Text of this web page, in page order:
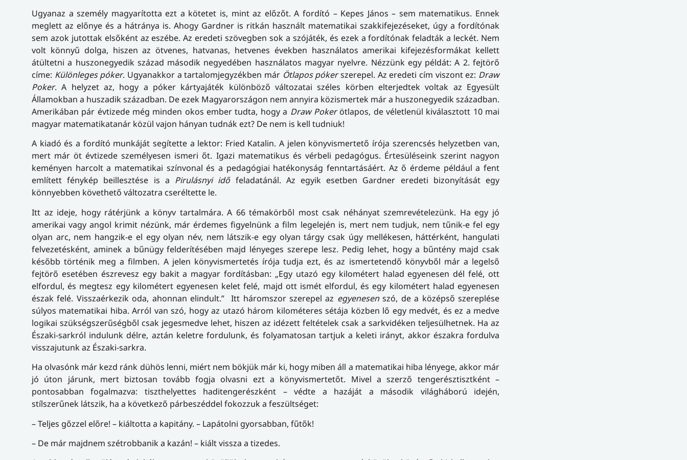
Ugyanaz a személy magyarította ezt a kötetet is, mint az előzőt. A fordító – Kepes János – sem matematikus. Ennek
meglett az előnye és a hátránya is. Ahogy Gardner is ritkán használt matematikai szakkifejezéseket, úgy a fordítónak
sem azok jutottak elsőként az eszébe. Az eredeti szövegben sok a szójáték, és ezek a fordítónak feladták a leckét. Nem
volt könnyű dolga, hiszen az ötvenes, hatvanas, hetvenes években használatos amerikai kifejezésformákat kellett
átültetni a huszonegyedik század második negyedében használatos magyar nyelvre. Nézzünk egy példát: A 2. fejtörő
címe: Különleges póker. Ugyanakkor a tartalomjegyzékben már Ötlapos pókerszerepel. Az eredeti cím viszont ez: Draw
Poker. A helyzet az, hogy a póker kártyajáték különböző változatai széles körben elterjedtek voltak az Egyesült
Államokban a huszadik században. De ezek Magyarországon nem annyira közismertek már a huszonegyedik században.
Amerikában pár évtizede még minden okos ember tudta, hogy a Draw Pokerötlapos, de véletlenül kiválasztott 10 mai
magyar matematikatanár közül vajon hányan tudnák ezt? De nem is kell tudniuk!
A kiadó és a fordító munkáját segítette a lektor: Fried Katalin. A jelen könyvismertető írója szerencsés helyzetben van,
mert már öt évtizede személyesen ismeri őt. Igazi matematikus és vérbeli pedagógus. Értesüléseink szerint nagyon
keményen harcolt a matematikai színvonal és a pedagógiai hatékonyság fenntartásáért. Az ő érdeme például a fent
említett fénykép beillesztése is a Pirulásnyi időfeladatánál. Az egyik esetben Gardner eredeti bizonyítását egy
könnyebben követhető változatra cseréltette le.
Itt az ideje, hogy rátérjünk a könyv tartalmára. A 66 témakörből most csak néhányat szemrevételezünk. Ha egy jó
amerikai vagy angol krimit nézünk, már érdemes figyelnünk a film legelején is, mert nem tudjuk, nem tűnik-e fel egy
olyan arc, nem hangzik-e el egy olyan név, nem látszik-e egy olyan tárgy csak úgy mellékesen, háttérként, hangulati
felvezetésként, aminek a bűnügy felderítésében majd lényeges szerepe lesz. Pedig lehet, hogy a bűntény majd csak
később történik meg a filmben. A jelen könyvismertetés írója tudja ezt, és az ismertetendő könyvből már a legelső
fejtörő esetében észrevesz egy bakit a magyar fordításban: „Egy utazó egy kilométert halad egyenesen dél felé, ott
elfordul, és megtesz egy kilométert egyenesen kelet felé, majd ott ismét elfordul, és egy kilométert halad egyenesen
észak felé. Visszaérkezik oda, ahonnan elindult.” Itt háromszor szerepel az egyenesenszó, de a középső szereplése
súlyos matematikai hiba. Arról van szó, hogy az utazó három kilométeres sétája közben lő egy medvét, és ez a medve
logikai szükségszerűségből csak jegesmedve lehet, hiszen az idézett feltételek csak a sarkvidéken teljesülhetnek. Ha az
Északi-sarkról indulunk délre, aztán keletre fordulunk, és folyamatosan tartjuk a keleti irányt, akkor északra fordulva
visszajutunk az Északi-sarkra.
Ha olvasónk már kezd ránk dühös lenni, miért nem bökjük már ki, hogy miben áll a matematikai hiba lényege, akkor már
jó úton járunk, mert biztosan tovább fogja olvasni ezt a könyvismertetőt. Mivel a szerző tengerésztisztként –
pontosabban fogalmazva: tiszthelyettes haditengerészként – védte a hazáját a második világháború idején,
stílszerűnek látszik, ha a következő párbeszéddel fokozzuk a feszültséget:
– Teljes gőzzel előre! – kiáltotta a kapitány. – Lapátolni gyorsabban, fűtők!
– De már majdnem szétrobbanik a kazán! – kiált vissza a tizedes.